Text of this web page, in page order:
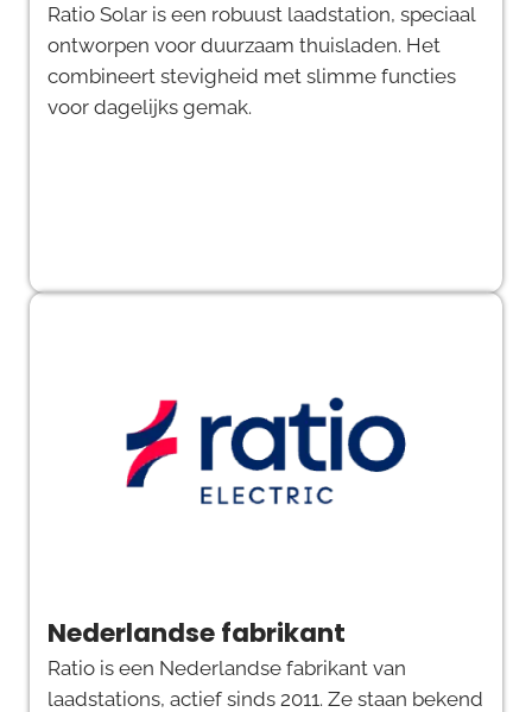
Ratio Solar is een robuust laadstation, speciaal
ontworpen voor duurzaam thuisladen. Het
combineert stevigheid met slimme functies
voor dagelijks gemak.
Nederlandse fabrikant
Ratio is een Nederlandse fabrikant van
laadstations, actief sinds 2011. Ze staan bekend